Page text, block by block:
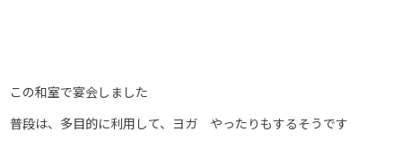
この和室で宴会しました
普段は、多目的に利用して、ヨガ やったりもするそうです